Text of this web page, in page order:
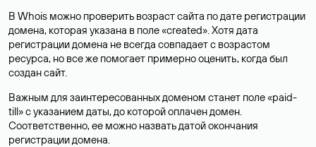
В Whois можно проверить возраст сайта по дате регистрации
домена, которая указана в поле «created». Хотя дата
регистрации домена не всегда совпадает с возрастом
ресурса, но все же помогает примерно оценить, когда был
создан сайт.
Важным для заинтересованных доменом станет поле «paid-
till» с указанием даты, до которой оплачен домен.
Соответственно, ее можно назвать датой окончания
регистрации домена.